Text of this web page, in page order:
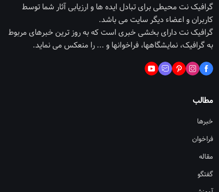
گرافیک نت محیطی برای تبادل ایده ها و ارزیابی آثار شما توسط
کاربران و اعضاء دیگر سایت می باشد.
گرافیک نت دارای بخشی خبری است که به روز ترین خبرهای مربوط
به گرافیک، نمایشگاهها، فراخوانها و ... را منعکس می نماید.
مطالب
خبرها
فراخوان
مقاله
گفتگو